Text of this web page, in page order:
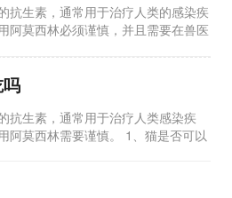
抗生素，通常用于治疗人类的感染疾
阿莫西林必须谨慎，并且需要在兽医
抗生素，通常用于治疗人类感染疾
阿莫西林需要谨慎。 1、猫是否可以